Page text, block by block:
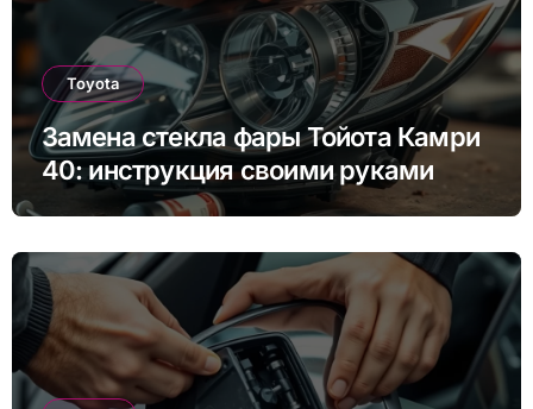
Toyota
Замена стекла фары Тойота Камри
40: инструкция своими руками